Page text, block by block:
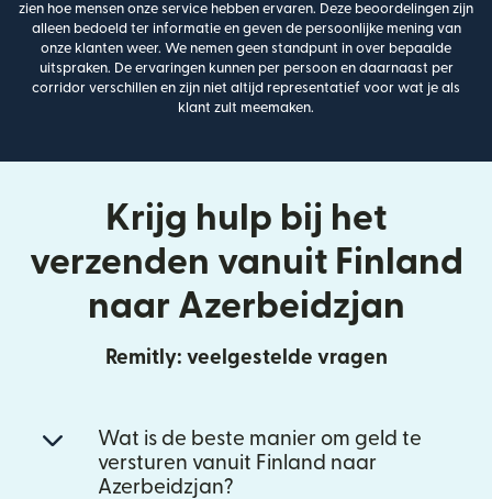
zien hoe mensen onze service hebben ervaren. Deze beoordelingen zijn
alleen bedoeld ter informatie en geven de persoonlijke mening van
onze klanten weer. We nemen geen standpunt in over bepaalde
uitspraken. De ervaringen kunnen per persoon en daarnaast per
corridor verschillen en zijn niet altijd representatief voor wat je als
klant zult meemaken.
Krijg hulp bij het
verzenden vanuit Finland
naar Azerbeidzjan
Remitly: veelgestelde vragen
Wat is de beste manier om geld te
versturen vanuit Finland naar
Azerbeidzjan?